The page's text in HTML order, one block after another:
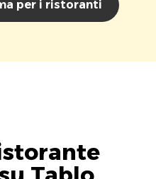
per i ristoranti